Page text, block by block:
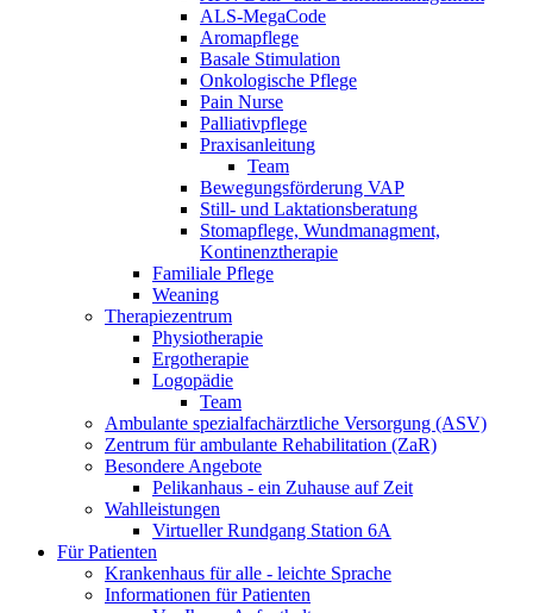
ALS-MegaCode
Aromapflege
Basale Stimulation
Onkologische Pflege
Pain Nurse
Palliativpflege
Praxisanleitung
Team
Bewegungsförderung VAP
Still- und Laktationsberatung
Stomapflege, Wundmanagment,
Kontinenztherapie
Familiale Pflege
Weaning
Therapiezentrum
Physiotherapie
Ergotherapie
Logopädie
Team
Ambulante spezialfachärztliche Versorgung (ASV)
Zentrum für ambulante Rehabilitation (ZaR)
Besondere Angebote
Pelikanhaus - ein Zuhause auf Zeit
Wahlleistungen
Virtueller Rundgang Station 6A
Für Patienten
Krankenhaus für alle - leichte Sprache
Informationen für Patienten